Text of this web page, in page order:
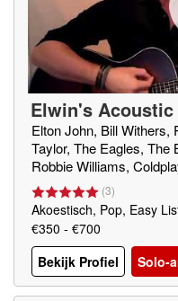
Elwin's Acoustic
Elton John, Bill Withers,
Taylor, The Eagles,
Robbie Williams,
wis, André Hazes, etc.
(3)
Akoestisch, Pop, Easy
€350 - €700
Bekijk Profiel
Solo-